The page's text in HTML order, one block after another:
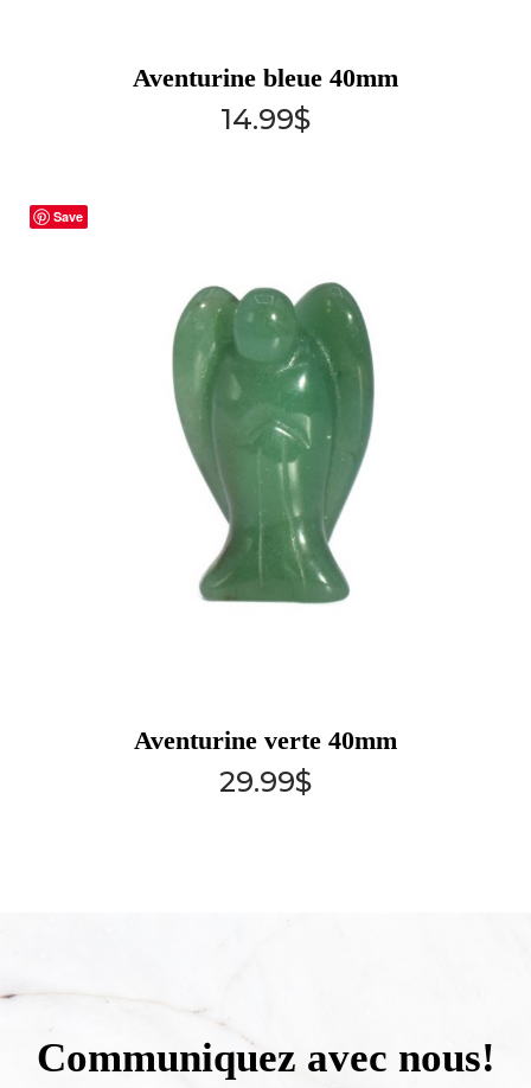
Aventurine bleue 40mm
14.99$
Aventurine verte 40mm
29.99$
Save
Communiquez avec nous!